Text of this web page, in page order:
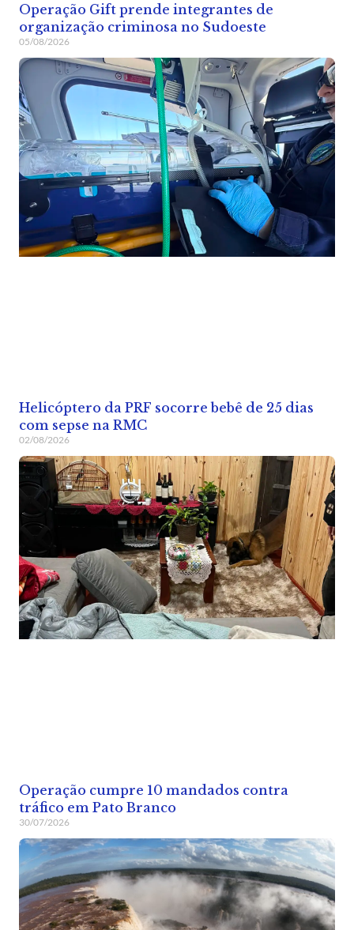
Operação Gift prende integrantes de
organização criminosa no Sudoeste
05/08/2026
Helicóptero da PRF socorre bebê de 25 dias
com sepse na RMC
02/08/2026
Operação cumpre 10 mandados contra
tráfico em Pato Branco
30/07/2026